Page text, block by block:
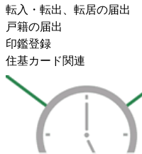
転入・転出、転居の届出
戸籍の届出
印鑑登録
住基カード関連